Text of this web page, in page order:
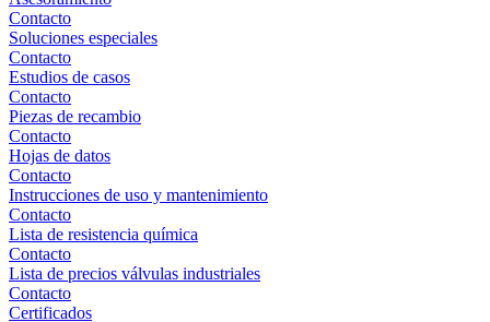
Contacto
Soluciones especiales
Contacto
Estudios de casos
Contacto
Piezas de recambio
Contacto
Hojas de datos
Contacto
Instrucciones de uso y mantenimiento
Contacto
Lista de resistencia química
Contacto
Lista de precios válvulas industriales
Contacto
Certificados